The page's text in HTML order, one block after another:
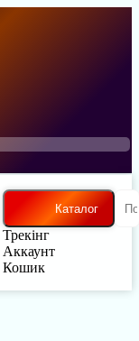
Каталог
Трекінг
Аккаунт
Кошик